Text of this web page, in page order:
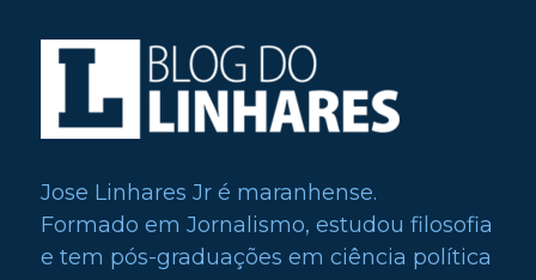
Jose Linhares Jr é maranhense.
Formado em Jornalismo, estudou filosofia
e tem pós-graduações em ciência política